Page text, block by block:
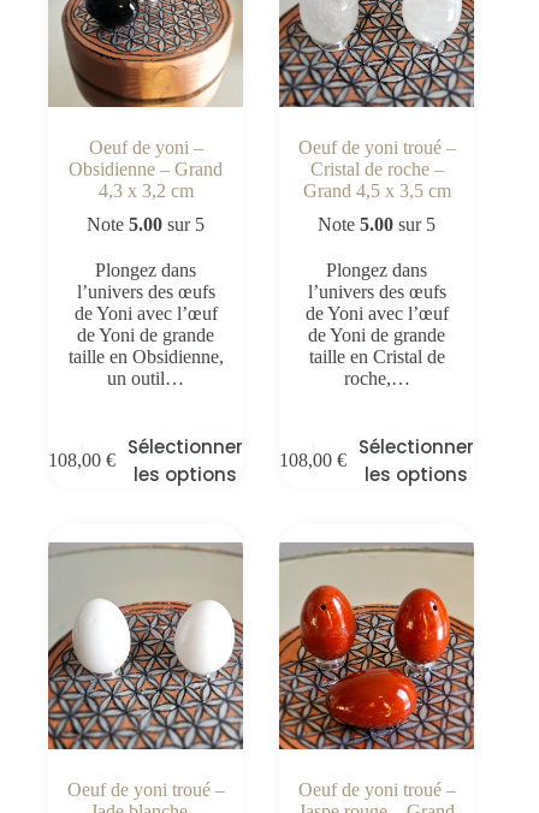
Oeuf de yoni –
Obsidienne – Grand
4,3 x 3,2 cm
Note5.00 sur 5
Plongez dans
l’univers des œufs
de Yoni avec l’œuf
de Yoni de grande
taille en Obsidienne,
un outil…
108,00€
Sélectionner
les options
Oeuf de yoni troué –
Cristal de roche –
Grand 4,5 x 3,5 cm
Note5.00 sur 5
Plongez dans
l’univers des œufs
de Yoni avec l’œuf
de Yoni de grande
taille en Cristal de
roche,…
108,00€
Sélectionner
les options
Oeuf de yoni troué –
Oeuf de yoni troué –